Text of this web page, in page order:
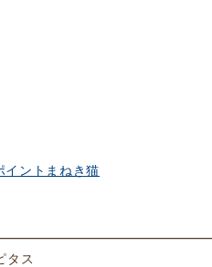
イントまねき猫
タス